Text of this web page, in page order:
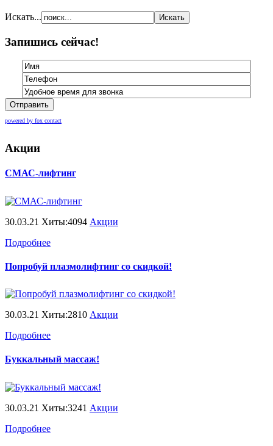
Искать...
Запишись сейчас!
Отправить
powered by fox contact
Акции
СМАС-лифтинг
30.03.21 Хиты:4094 Акции
Подробнее
Попробуй плазмолифтинг со скидкой!
30.03.21 Хиты:2810 Акции
Подробнее
Буккальный массаж!
30.03.21 Хиты:3241 Акции
Подробнее